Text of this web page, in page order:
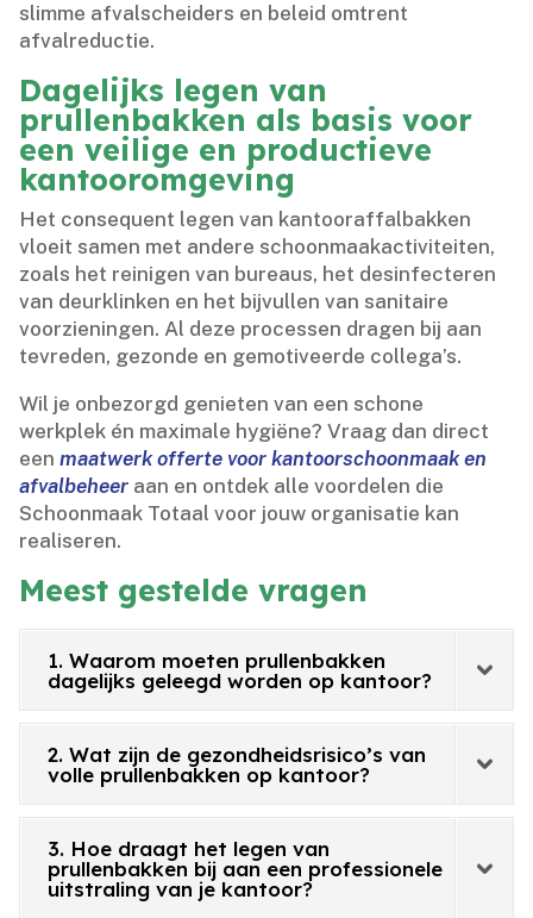
slimme afvalscheiders en beleid omtrent
afvalreductie.​
Dagelijks legen van
prullenbakken als basis voor
een veilige en productieve
kantooromgeving
Het consequent legen van kantooraffalbakken
vloeit samen met andere schoonmaakactiviteiten,
zoals het reinigen van bureaus, het desinfecteren
van deurklinken en het bijvullen van sanitaire
voorzieningen.​ Al deze processen dragen bij aan
tevreden, gezonde en gemotiveerde collega’s.​
Wil je onbezorgd genieten van een schone
werkplek én maximale hygiëne? Vraag dan direct
eenmaatwerk offerte voor kantoorschoonmaak en
afvalbeheer aan en ontdek alle voordelen die
Schoonmaak Totaal voor jouw organisatie kan
realiseren.​
Meest gestelde vragen
1. Waarom moeten prullenbakken
dagelijks geleegd worden op kantoor?
2. Wat zijn de gezondheidsrisico’s van
volle prullenbakken op kantoor?
3. Hoe draagt het legen van
prullenbakken bij aan een professionele
uitstraling van je kantoor?